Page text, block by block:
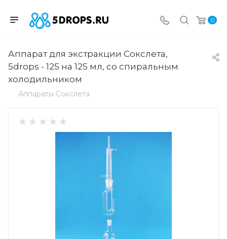
0
Аппарат для экстракции Сокслета,
5drops - 125 на 125 мл, со спиральным
холодильником
Аппараты Сокслета